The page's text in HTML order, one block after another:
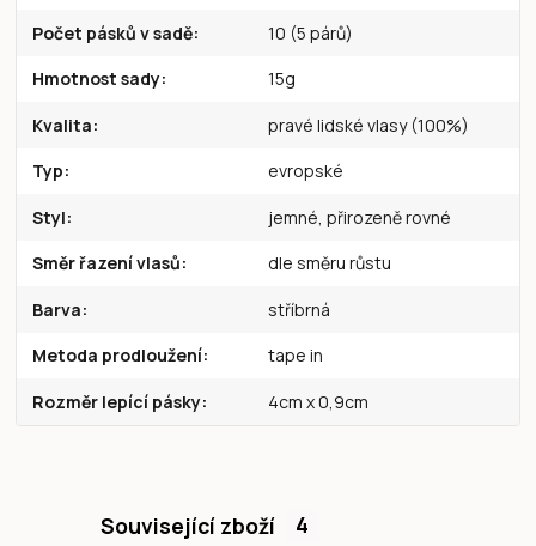
Počet pásků v sadě 10 (5 párů)
Hmotnost sady 15g
Kvalita pravé lidské vlasy (100%)
Typ evropské
Styl jemné, přirozeně rovné
Směr řazení vlasů dle směru růstu
Barva stříbrná
Metoda prodloužení tape in
Rozměr lepící pásky 4cm x 0,9cm
Související zboží 4